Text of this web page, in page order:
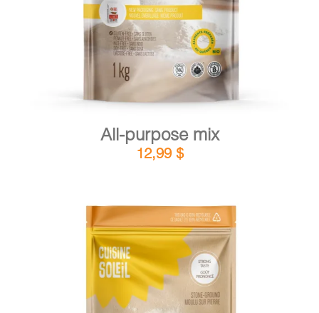
All-purpose mix
12,99 $